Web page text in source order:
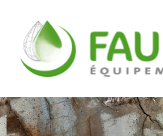
contenu